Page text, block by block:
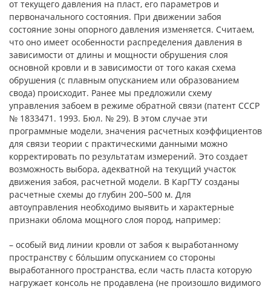
от текущего давления на пласт, его параметров и
первоначального состояния. При движении забоя
состояние зоны опорного давления изменяется. Считаем,
что оно имеет особенности распределения давления в
зависимости от длины и мощности обрушения слоя
основной кровли и в зависимости от того какая схема
обрушения (с плавным опусканием или образованием
свода) происходит. Ранее мы предложили схему
управления забоем в режиме обратной связи (патент СССР
№ 1833471. 1993. Бюл. № 29). В этом случае эти
программные модели, значения расчетных коэффициентов
для связи теории с практическими данными можно
корректировать по результатам измерений. Это создает
возможность выбора, адекватной на текущий участок
движения забоя, расчетной модели. В КарГТУ созданы
расчетные схемы до глубин 200–500 м. Для
автоуправления необходимо выявить и характерные
признаки облома мощного слоя пород, например:
– особый вид линии кровли от забоя к выработанному
пространству с бóльшим опусканием со стороны
выработанного пространства, если часть пласта которую
нагружает консоль не продавлена (не произошло видимого